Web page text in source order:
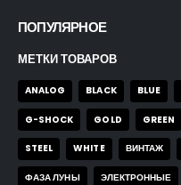
ПОПУЛЯРНОЕ
МЕТКИ ТОВАРОВ
ANALOG BLACK BLUE
G-SHOCK GOLD GREEN
STEEL WHITE ВИНТАЖ
ФАЗА ЛУНЫ ЭЛЕКТРОННЫЕ